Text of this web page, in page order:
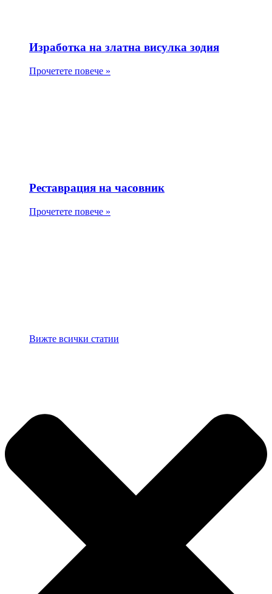
Изработка на златна висулка зодия
Прочетете повече »
Реставрация на часовник
Прочетете повече »
Вижте всички статии